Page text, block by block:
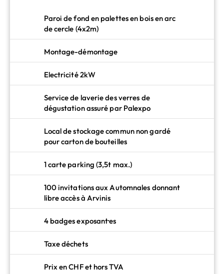
Paroi de fond en palettes en bois en arc
de cercle (4x2m)
Montage-démontage
Electricité 2kW
Service de laverie des verres de
dégustation assuré par Palexpo
Local de stockage commun non gardé
pour carton de bouteilles
1 carte parking (3,5t max.)
100 invitations aux Automnales donnant
libre accès à Arvinis
4 badges exposant·es
Taxe déchets
Prix en CHF et hors TVA